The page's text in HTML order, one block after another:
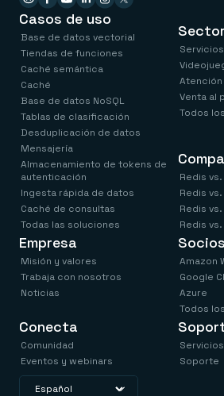
Casos de uso
Base de datos vectorial
Tiendas de funciones
Caché semántica
Caché
Base de datos NoSQL
Tablas de clasificación
Desduplicación de datos
Mensajería
Almacenamiento de tokens de
autenticación
Ingesta rápida de datos
Caché de consultas
Todas las soluciones
Venta al
Todos
Redis
Redis
Redis
Redis
Empresa
Misión y valores
Trabaja con nosotros
Noticias
Conecta
Comunidad
Eventos y webinars
Socios
Amazon
Google
Azure
Todos
Soporte